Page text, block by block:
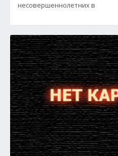
несовершеннолетних в